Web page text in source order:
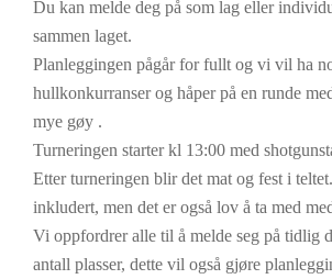
Du kan melde deg på som lag eller
sammen laget.
Planleggingen pågår for fullt og vi vil ha
hullkonkurranser og håper på en runde
mye gøy .
Turneringen starter kl 13:00 med
Etter turneringen blir det mat og fest i
inkludert, men det er også lov å ta med
Vi oppfordrer alle til å melde seg på tidlig
antall plasser, dette vil også gjøre